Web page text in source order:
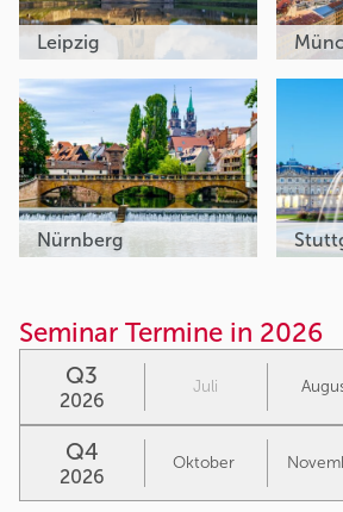
Leipzig
Nürnberg
Seminar Termine in 2026
Q3
2026
Juli
Q4
2026
Oktober